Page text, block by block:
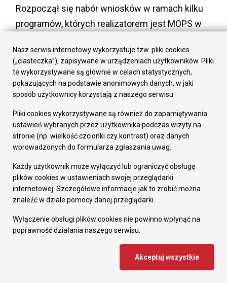
Rozpoczął się nabór wniosków w ramach kilku
programów, których realizatorem jest MOPS w
2022-10-31
"Bajpasem" na ul. 1 Maja w Wirku
Od 2 listopada br. nastąpi zmiana organizacji
ruchu w rejonie skrzyżowania ul. 1 Maja i ul.
Nasz serwis internetowy wykorzystuje tzw. pliki cookies
(„ciasteczka”), zapisywane w urządzeniach użytkowników. Pliki
te wykorzystywane są głównie w celach statystycznych,
pokazujących na podstawie anonimowych danych, w jaki
sposób użytkownicy korzystają z naszego serwisu.
Pliki cookies wykorzystywane są również do zapamiętywania
ustawień wybranych przez użytkownika podczas wizyty na
stronie (np. wielkość czcionki czy kontrast) oraz danych
wprowadzonych do formularza zgłaszania uwag.
Każdy użytkownik może wyłączyć lub ograniczyć obsługę
plików cookies w ustawieniach swojej przeglądarki
internetowej. Szczegółowe informacje jak to zrobić można
znaleźć w dziale pomocy danej przeglądarki.
Wyłączenie obsługi plików cookies nie powinno wpłynąć na
poprawność działania naszego serwisu.
Akceptuj wszystkie